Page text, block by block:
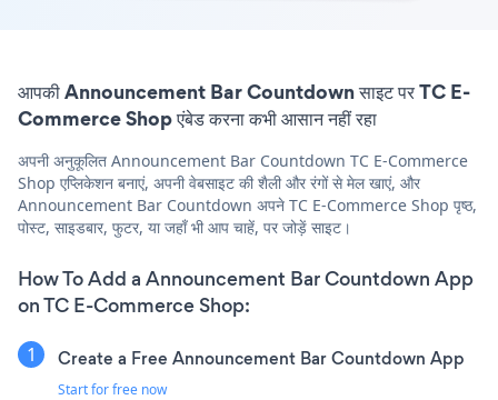
आपकी Announcement Bar Countdown साइट पर TC E-
Commerce Shop एंबेड करना कभी आसान नहीं रहा
अपनी अनुकूलित Announcement Bar Countdown TC E-Commerce
Shop एप्लिकेशन बनाएं, अपनी वेबसाइट की शैली और रंगों से मेल खाएं, और
Announcement Bar Countdown अपने TC E-Commerce Shop पृष्ठ,
पोस्ट, साइडबार, फुटर, या जहाँ भी आप चाहें, पर जोड़ें साइट।
How To Add a Announcement Bar Countdown App
on TC E-Commerce Shop:
Create a Free Announcement Bar Countdown App
Start for free now